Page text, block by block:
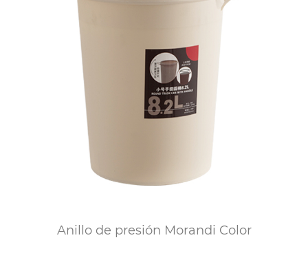
Anillo de presión Morandi Color